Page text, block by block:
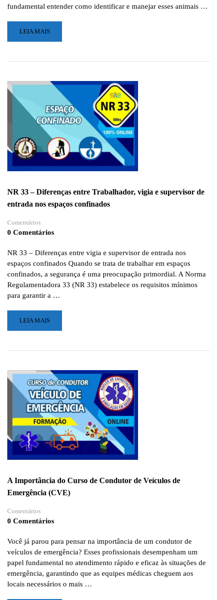
fundamental entender como identificar e manejar esses animais …
LEIA
MAIS
IDENTIFICAÇÃO
PEÇONHENTOS:
SAIBA
SE
PROTEGER
LEIA MAIS
NR 33 – Diferenças entre Trabalhador, vigia e supervisor de
entrada nos espaços confinados
Comentários
0 Comentários
NR 33 – Diferenças entre vigia e supervisor de entrada nos
espaços confinados Quando se trata de trabalhar em espaços
confinados, a segurança é uma preocupação primordial. A Norma
Regulamentadora 33 (NR 33) estabelece os requisitos mínimos
para garantir a …
LEIA
MAIS
NR
DIFERENÇAS
ENTRE
TRABALHADOR,
VIGIA
E
SUPERVISOR
DE
ENTRADA
NOS
LEIA MAIS
A Importância do Curso de Condutor de Veículos de
Emergência (CVE)
Comentários
0 Comentários
Você já parou para pensar na importância de um condutor de
veículos de emergência? Esses profissionais desempenham um
papel fundamental no atendimento rápido e eficaz às situações de
emergência, garantindo que as equipes médicas cheguem aos
locais necessários o mais …